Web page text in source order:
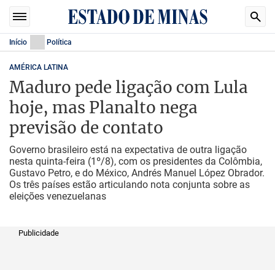
Início Política
AMÉRICA LATINA
Maduro pede ligação com Lula
hoje, mas Planalto nega
previsão de contato
Governo brasileiro está na expectativa de outra ligação
nesta quinta-feira (1º/8), com os presidentes da Colômbia,
Gustavo Petro, e do México, Andrés Manuel López Obrador.
Os três países estão articulando nota conjunta sobre as
eleições venezuelanas
Publicidade